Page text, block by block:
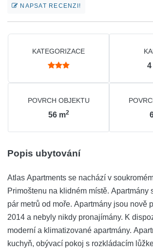
NAPSAT RECENZI!
KATEGORIZACE
4
POVRCH OBJEKTU
56 m2
Popis ubytování
Atlas Apartments se nachází v
Primoštenu na klidném místě. Apartmány
pár metrů od moře. Apartmány jsou nově
2014 a nebyly nikdy pronajímány. K
moderní a klimatizované apartmány.
kuchyň, obývací pokoj s rozkládacím